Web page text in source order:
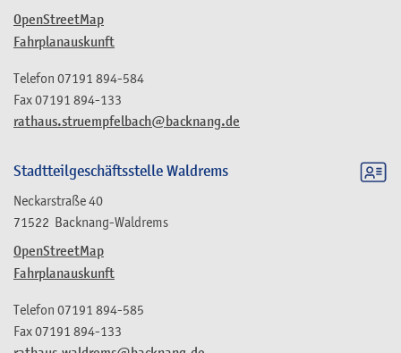
OpenStreetMap
Fahrplanauskunft
rathaus.struempfelbach@backnang.de
Telefon 07191 894-584
Fax07191 894-133
Stadtteilgeschäftsstelle Waldrems
Neckarstraße 40
71522 Backnang-Waldrems
OpenStreetMap
Fahrplanauskunft
Telefon 07191 894-585
Fax07191 894-133